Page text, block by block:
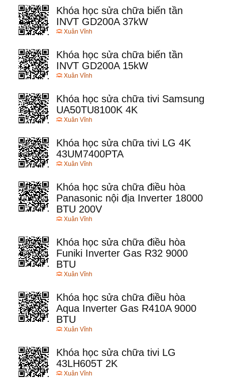
Khóa học sửa chữa biến tần
INVT GD200A 37kW
Xuân Vĩnh
Khóa học sửa chữa biến tần
INVT GD200A 15kW
Xuân Vĩnh
Khóa học sửa chữa tivi Samsung
UA50TU8100K 4K
Xuân Vĩnh
Khóa học sửa chữa tivi LG 4K
43UM7400PTA
Xuân Vĩnh
Khóa học sửa chữa điều hòa
Panasonic nội địa Inverter 18000
BTU 200V
Xuân Vĩnh
Khóa học sửa chữa điều hòa
Funiki Inverter Gas R32 9000
BTU
Xuân Vĩnh
Khóa học sửa chữa điều hòa
Aqua Inverter Gas R410A 9000
BTU
Xuân Vĩnh
Khóa học sửa chữa tivi LG
43LH605T 2K
Xuân Vĩnh